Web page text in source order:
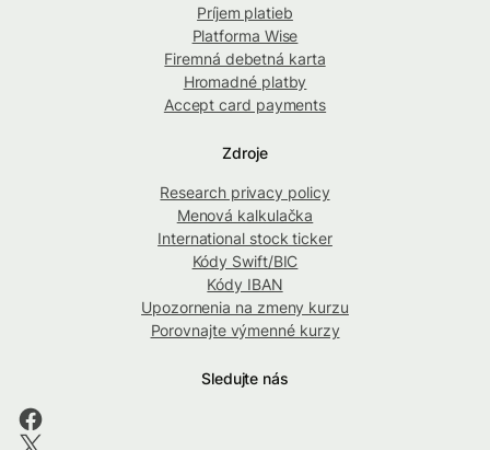
Príjem platieb
Platforma Wise
Firemná debetná karta
Hromadné platby
Accept card payments
Zdroje
Research privacy policy
Menová kalkulačka
International stock ticker
Kódy Swift/BIC
Kódy IBAN
Upozornenia na zmeny kurzu
Porovnajte výmenné kurzy
Sledujte nás